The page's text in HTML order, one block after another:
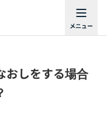
おしをする場合